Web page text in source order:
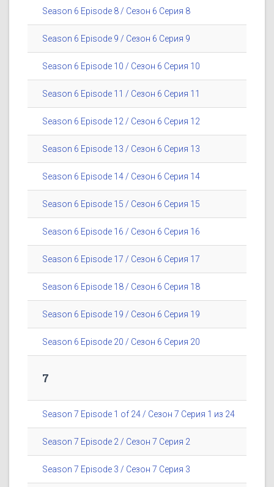
Season 6 Episode 8 / Сезон 6 Серия 8
Season 6 Episode 9 / Сезон 6 Серия 9
Season 6 Episode 10 / Сезон 6 Серия 10
Season 6 Episode 11 / Сезон 6 Серия 11
Season 6 Episode 12 / Сезон 6 Серия 12
Season 6 Episode 13 / Сезон 6 Серия 13
Season 6 Episode 14 / Сезон 6 Серия 14
Season 6 Episode 15 / Сезон 6 Серия 15
Season 6 Episode 16 / Сезон 6 Серия 16
Season 6 Episode 17 / Сезон 6 Серия 17
Season 6 Episode 18 / Сезон 6 Серия 18
Season 6 Episode 19 / Сезон 6 Серия 19
Season 6 Episode 20 / Сезон 6 Серия 20
7
Season 7 Episode 1 of 24 / Сезон 7 Серия 1 из 24
Season 7 Episode 2 / Сезон 7 Серия 2
Season 7 Episode 3 / Сезон 7 Серия 3